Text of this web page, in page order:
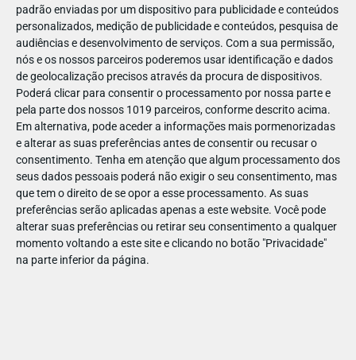
padrão enviadas por um dispositivo para publicidade e conteúdos
personalizados, medição de publicidade e conteúdos, pesquisa de
audiências e desenvolvimento de serviços. Com a sua permissão,
nós e os nossos parceiros poderemos usar identificação e dados
de geolocalização precisos através da procura de dispositivos.
Poderá clicar para consentir o processamento por nossa parte e
pela parte dos nossos 1019 parceiros, conforme descrito acima.
Em alternativa, pode aceder a informações mais pormenorizadas
e alterar as suas preferências antes de consentir ou recusar o
consentimento. Tenha em atenção que algum processamento dos
seus dados pessoais poderá não exigir o seu consentimento, mas
que tem o direito de se opor a esse processamento. As suas
preferências serão aplicadas apenas a este website. Você pode
alterar suas preferências ou retirar seu consentimento a qualquer
momento voltando a este site e clicando no botão "Privacidade"
na parte inferior da página.
17
4577526034319